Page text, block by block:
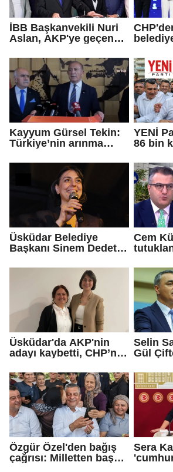
İBB Başkanvekili Nuri
Aslan, AKP'ye geçen
iddialarına yanıt verdi
Kayyum Gürsel Tekin:
Türkiye’nin arınma
geldiniz...
YENİ
86 bin
Üsküdar Belediye
Başkanı Sinem Dedetaş
Cem
Üsküdar'da AKP'nin
adayı kaybetti, CHP’nin
Çetinkaya Başkan
Vekili seçildi
Selin
Gül
Özgür Özel'den bağış
çağrısı: Milletten başka
Sera